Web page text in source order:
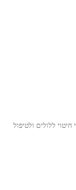
ללולים ולטיפול